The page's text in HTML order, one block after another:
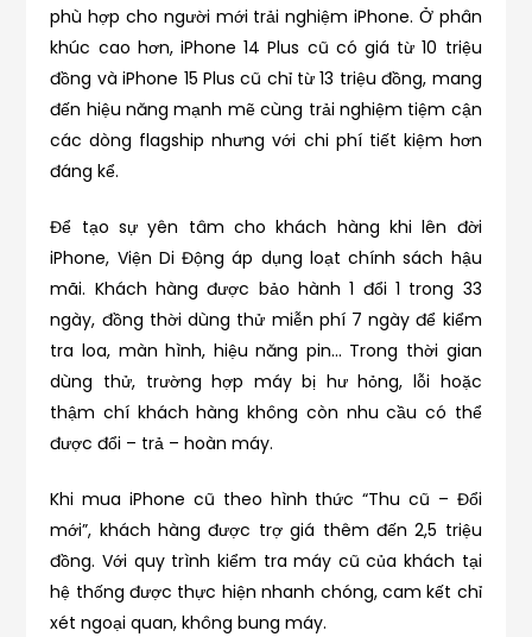
phù hợp cho người mới trải nghiệm iPhone. Ở phân
khúc cao hơn, iPhone 14 Plus cũ có giá từ 10 triệu
đồng và iPhone 15 Plus cũ chỉ từ 13 triệu đồng, mang
đến hiệu năng mạnh mẽ cùng trải nghiệm tiệm cận
các dòng flagship nhưng với chi phí tiết kiệm hơn
đáng kể.
Để tạo sự yên tâm cho khách hàng khi lên đời
iPhone, Viện Di Động áp dụng loạt chính sách hậu
mãi. Khách hàng được bảo hành 1 đổi 1 trong 33
ngày, đồng thời dùng thử miễn phí 7 ngày để kiểm
tra loa, màn hình, hiệu năng pin… Trong thời gian
dùng thử, trường hợp máy bị hư hỏng, lỗi hoặc
thậm chí khách hàng không còn nhu cầu có thể
được đổi – trả – hoàn máy.
Khi mua iPhone cũ theo hình thức “Thu cũ – Đổi
mới”, khách hàng được trợ giá thêm đến 2,5 triệu
đồng. Với quy trình kiểm tra máy cũ của khách tại
hệ thống được thực hiện nhanh chóng, cam kết chỉ
xét ngoại quan, không bung máy.